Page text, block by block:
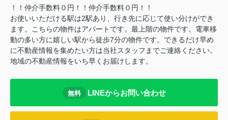
！！仲介手数料０円！！仲介手数料０円！！
お使いいただける駅は2駅あり、行き先に応じて使い分けができ
ます。こちらの物件はアパートです。最上階の物件です。電車移
動の多い方に嬉しい駅から徒歩7分の物件です。できるだけ早め
に不動産情報を集めたい方は当社スタッフまでご連絡ください。
地域の不動産情報をいち早くお届けします。
無料 LINEからお問い合わせ